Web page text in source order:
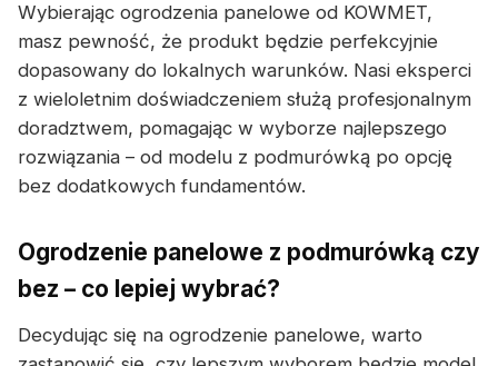
Wybierając ogrodzenia panelowe od KOWMET,
masz pewność, że produkt będzie perfekcyjnie
dopasowany do lokalnych warunków. Nasi eksperci
z wieloletnim doświadczeniem służą profesjonalnym
doradztwem, pomagając w wyborze najlepszego
rozwiązania – od modelu z podmurówką po opcję
bez dodatkowych fundamentów.
Ogrodzenie panelowe z podmurówką czy
bez – co lepiej wybrać?
Decydując się na ogrodzenie panelowe, warto